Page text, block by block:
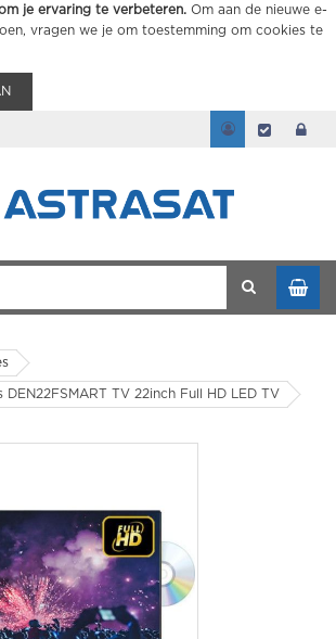
je ervaring te verbeteren. Om aan de nieuwe e-
vragen we je om toestemming om cookies te
DEN22FSMART TV 22inch Full HD LED TV